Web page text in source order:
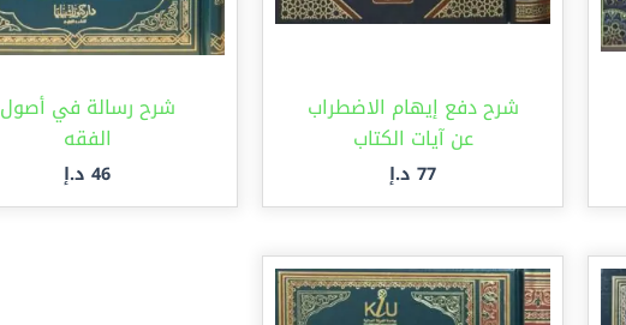
شرح دفع إيهام الاضطراب
عن آيات الكتاب
77 د.إ
شرح رسالة في أصول
الفقه
46 د.إ